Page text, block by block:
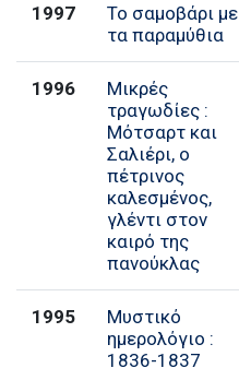
1997
Το σαμοβάρι με
τα παραμύθια
1996
Μικρές
τραγωδίες :
Μότσαρτ και
Σαλιέρι, ο
πέτρινος
καλεσμένος,
γλέντι στον
καιρό της
πανούκλας
1995
Μυστικό
ημερολόγιο :
1836-1837